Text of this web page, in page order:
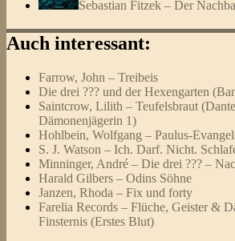
Sebastian Fitzek – Der
Auch interessant:
Farrow, John – Treibeis
Die drei ??? und der Hexengarten
Saintcrow, Lilith – Teufelsbraut
Dämonenjägerin 1)
Hohlbein, Wolfgang – Paulus-
S. J. Watson – Ich. Darf. Nicht.
Minninger, André – Die drei ??? –
Harald Gilbers – Odins Söhne
Janzen, Rhoda – Fix und forty
Farelia Records – Flüche, Geister &
Finsternis (Erstes Blut)